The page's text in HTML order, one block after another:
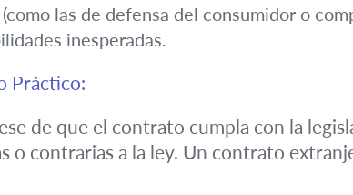
las de defensa del consumidor o
inesperadas.
Práctico:
de que el contrato cumpla con la
o contrarias a la ley. Un contrato